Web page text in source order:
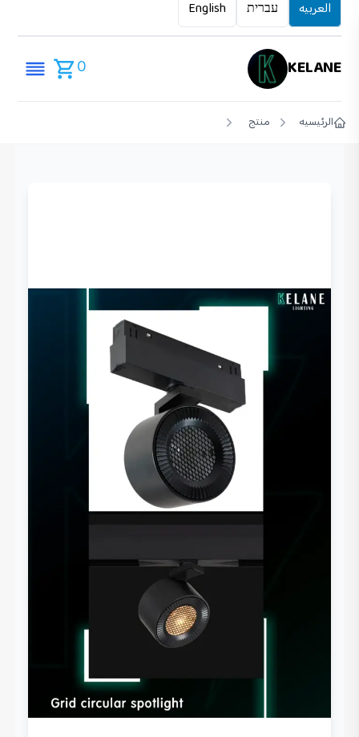
العربيه עברית English
KELANE
0
الرئيسيه منتج